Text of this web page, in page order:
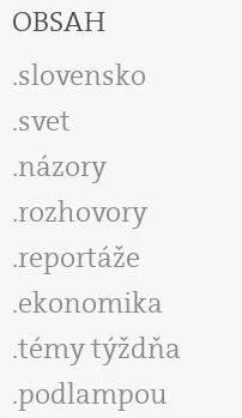
OBSAH
slovensko
svet
názory
rozhovory
reportáže
ekonomika
témy týždňa
podlampou